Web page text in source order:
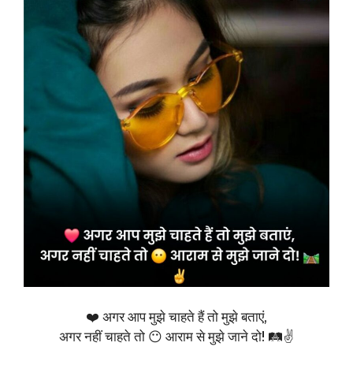
❤️ अगर आप मुझे चाहते हैं तो मुझे बताएं,
अगर नहीं चाहते तो 😶 आराम से मुझे जाने दो! 🛤️✌️